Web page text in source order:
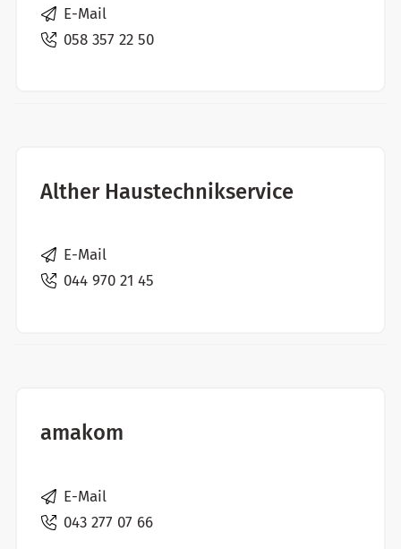
E-Mail
058 357 22 50
Alther Haustechnikservice
E-Mail
044 970 21 45
amakom
E-Mail
043 277 07 66